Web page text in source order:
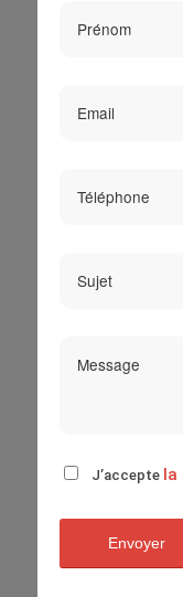
J’accepte la